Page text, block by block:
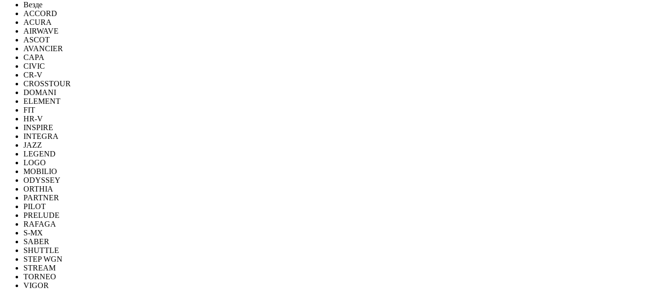
Везде
ACCORD
ACURA
AIRWAVE
ASCOT
AVANCIER
CAPA
CIVIC
CR-V
CROSSTOUR
DOMANI
ELEMENT
FIT
HR-V
INSPIRE
INTEGRA
JAZZ
LEGEND
LOGO
MOBILIO
ODYSSEY
ORTHIA
PARTNER
PILOT
PRELUDE
RAFAGA
S-MX
SABER
SHUTTLE
STEP WGN
STREAM
TORNEO
VIGOR